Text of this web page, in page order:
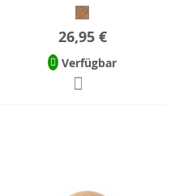
26,95 €
Verfügbar